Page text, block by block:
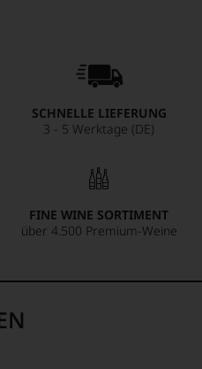
klare, knackige Frucht,
und Ausdruck. Les Quatre
aber zugänglichen
SCHNELLE LIEFERUNG
3 - 5 Werktage (DE)
FINE WINE SORTIMENT
über 4.500 Premium-Weine